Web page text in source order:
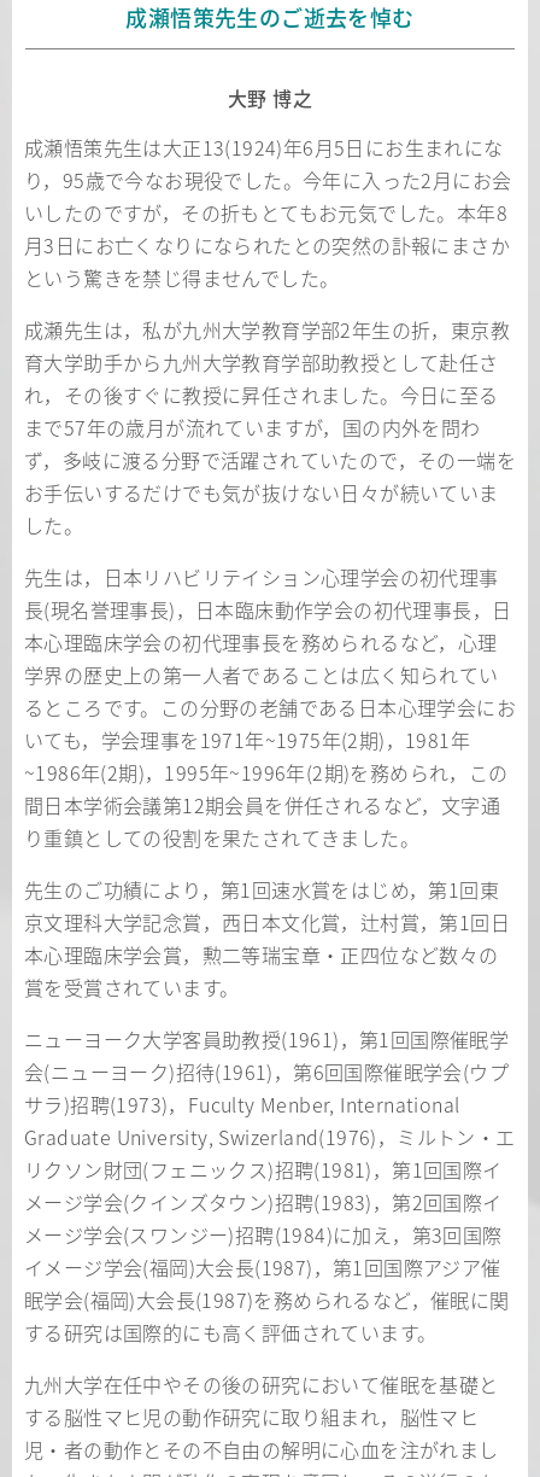
成瀬悟策先生のご逝去を悼む
大野 博之
成瀬悟策先生は大正13(1924)年6月5日にお生まれにな
り，95歳で今なお現役でした。今年に入った2月にお会
いしたのですが，その折もとてもお元気でした。本年8
月3日にお亡くなりになられたとの突然の訃報にまさか
という驚きを禁じ得ませんでした。
成瀬先生は，私が九州大学教育学部2年生の折，東京教
育大学助手から九州大学教育学部助教授として赴任さ
れ，その後すぐに教授に昇任されました。今日に至る
まで57年の歳月が流れていますが，国の内外を問わ
ず，多岐に渡る分野で活躍されていたので，その一端を
お手伝いするだけでも気が抜けない日々が続いていま
した。
先生は，日本リハビリテイション心理学会の初代理事
長(現名誉理事長)，日本臨床動作学会の初代理事長，日
本心理臨床学会の初代理事長を務められるなど，心理
学界の歴史上の第一人者であることは広く知られてい
るところです。この分野の老舗である日本心理学会にお
いても，学会理事を1971年~1975年(2期)，1981年
~1986年(2期)，1995年~1996年(2期)を務められ，この
間日本学術会議第12期会員を併任されるなど，文字通
り重鎮としての役割を果たされてきました。
先生のご功績により，第1回速水賞をはじめ，第1回東
京文理科大学記念賞，西日本文化賞，辻村賞，第1回日
本心理臨床学会賞，勲二等瑞宝章・正四位など数々の
賞を受賞されています。
ニューヨーク大学客員助教授(1961)，第1回国際催眠学
会(ニューヨーク)招待(1961)，第6回国際催眠学会(ウプ
サラ)招聘(1973)，Fuculty Menber, International
Graduate University, Swizerland(1976)，ミルトン・エ
リクソン財団(フェニックス)招聘(1981)，第1回国際イ
メージ学会(クインズタウン)招聘(1983)，第2回国際イ
メージ学会(スワンジー)招聘(1984)に加え，第3回国際
イメージ学会(福岡)大会長(1987)，第1回国際アジア催
眠学会(福岡)大会長(1987)を務められるなど，催眠に関
する研究は国際的にも高く評価されています。
九州大学在任中やその後の研究において催眠を基礎と
する脳性マヒ児の動作研究に取り組まれ，脳性マヒ
児・者の動作とその不自由の解明に心血を注がれまし